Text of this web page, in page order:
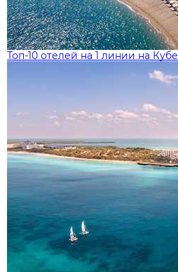
Топ-10 отелей на 1 линии на Кубе